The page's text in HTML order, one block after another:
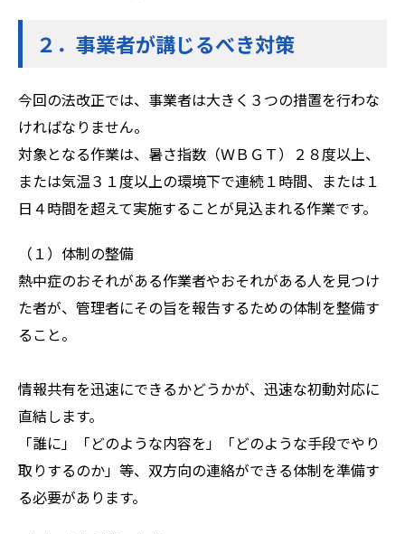
２．事業者が講じるべき対策
今回の法改正では、事業者は大きく３つの措置を行わな
ければなりません。
対象となる作業は、暑さ指数（ＷＢＧＴ）２８度以上、
または気温３１度以上の環境下で連続１時間、または１
日４時間を超えて実施することが見込まれる作業です。
（１）体制の整備
熱中症のおそれがある作業者やおそれがある人を見つけ
た者が、管理者にその旨を報告するための体制を整備す
ること。
情報共有を迅速にできるかどうかが、迅速な初動対応に
直結します。
「誰に」「どのような内容を」「どのような手段でやり
取りするのか」等、双方向の連絡ができる体制を準備す
る必要があります。